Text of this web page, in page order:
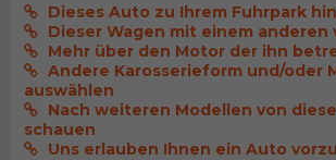
Dieses Auto zu Ihrem Fuhrpark
Dieser Wagen mit einem anderen
Mehr über den Motor der ihn
Andere Karosserieform und/oder
auswählen
Nach weiteren Modellen von
schauen
Uns erlauben Ihnen ein Auto